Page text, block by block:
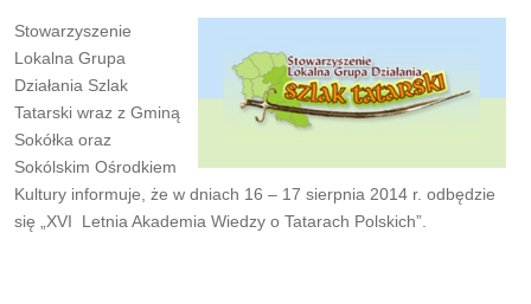
Stowarzyszenie
Lokalna Grupa
Działania Szlak
Tatarski wraz z Gminą
Sokółka oraz
Sokólskim Ośrodkiem
Kultury informuje, że w dniach 16 – 17 sierpnia 2014 r. odbędzie
się „XVI Letnia Akademia Wiedzy o Tatarach Polskich”.